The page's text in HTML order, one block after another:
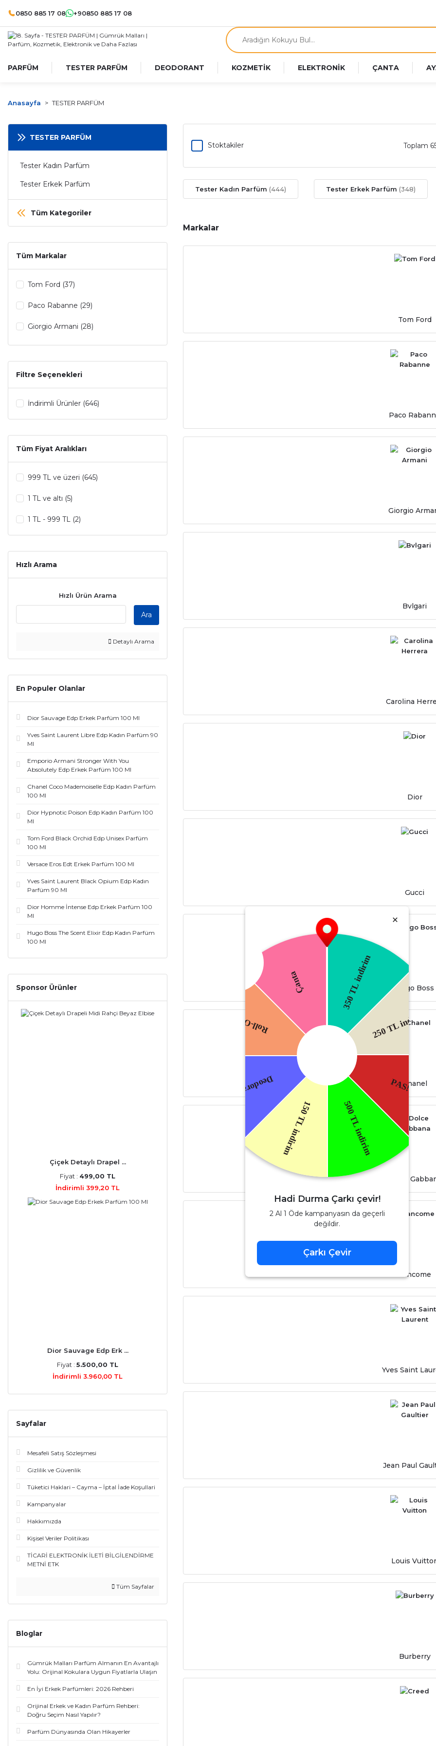
0850 885 17 08 +90850 885 17 08
PARFÜM TESTER PARFÜM DEODORANT KOZMETİK ELEKTRONİK ÇANTA
Anasayfa TESTER PARFÜM
TESTER PARFÜM
Tester Kadın Parfüm
Tester Erkek Parfüm
Tüm Kategoriler
Tüm Markalar
Tom Ford (37)
Paco Rabanne (29)
Giorgio Armani (28)
Bvlgari (25)
Dior (24)
Chanel (17)
Dolce Gabbana (17)
Lancome (17)
Yves Saint Laurent (17)
Jean Paul Gaultier (15)
Burberry (14)
Creed (14)
Frederic Malle (12)
Tiziana Terenzi (12)
By Kilian (11)
Emporio Armani (11)
Le Labo Grasse (9)
Calvin Klein (8)
Hermes (8)
Maison Francis Kurkdjian (8)
Xerjoff (8)
Thierry Mugler (7)
Victor Rolf (6)
Clive Christian (4)
Diesel (4)
İssey Miyake (4)
Elie Saab (3)
Jimmy Choo (3)
Marc Jacobs (3)
Prada (3)
Roberto Cavalli (3)
Cacharel (2)
Dkny (2)
Escada (2)
Franck Boclet (2)
Orto Parisi (2)
Valentino (2)
Zadig (2)
Abercrombie And Fitch (1)
Arabian Oud (1)
Filtre Seçenekleri
İndirimli Ürünler (646)
Tüm Fiyat Aralıkları
999 TL ve üzeri (645)
1 TL ve altı (5)
1 TL - 999 TL (2)
Hızlı Arama
Hızlı Ürün Arama
Ara
Detaylı Arama
En Populer Olanlar
Dior Sauvage Edp Erkek Parfüm 100 Ml
Yves Saint Laurent Libre Edp Kadın Parfüm 90
Ml
Emporio Armani Stronger With You
Absolutely Edp Erkek Parfüm 100 Ml
Chanel Coco Mademoiselle Edp Kadın Parfüm
100 Ml
Dior Hypnotic Poison Edp Kadın Parfüm 100
Ml
Tom Ford Black Orchid Edp Unisex Parfüm
100 Ml
Versace Eros Edt Erkek Parfüm 100 Ml
Yves Saint Laurent Black Opium Edp Kadın
Parfüm 90 Ml
Dior Homme İntense Edp Erkek Parfüm 100
Ml
Hugo Boss The Scent Elixir Edp Kadın Parfüm
100 Ml
Sponsor Ürünler
Çiçek Detaylı Drapel ...
Fiyat : 499,00 TL
İndirimli 399,20 TL
Dior Sauvage Edp Erk ...
Fiyat : 5.500,00 TL
İndirimli 3.960,00 TL
Sayfalar
Mesafeli Satış Sözleşmesi
Gizlilik ve Güvenlik
Tüketici Haklari – Cayma – İptal İade Koşullari
Kampanyalar
Hakkımızda
Kişisel Veriler Politikası
TİCARİ ELEKTRONİK İLETİ BİLGİLENDİRME
METNİ ETK
Tüm Sayfalar
Bloglar
Gümrük Malları Parfüm Almanın En Avantajlı
Yolu: Orijinal Kokulara Uygun Fiyatlarla Ulaşın
En İyi Erkek Parfümleri: 2026 Rehberi
Orijinal Erkek ve Kadın Parfüm Rehberi:
Doğru Seçim Nasıl Yapılır?
Parfüm Dünyasında Olan Hikayerler
Stoktakiler Toplam
Tester Kadın Parfüm (444) Tester Erkek Parfüm (348)
Markalar
Tom Ford
Paco
Giorgio
Bvlgari
Carolina
Dior
Gucci
Hugo Boss
Chanel
Dolce
Lancome
Yves Saint
Jean Paul
Louis
Burberry
Hadi Durma Çarkı çevir!
2 Al 1 Öde kampanyasın da geçerli
değildir.
Çarkı Çevir